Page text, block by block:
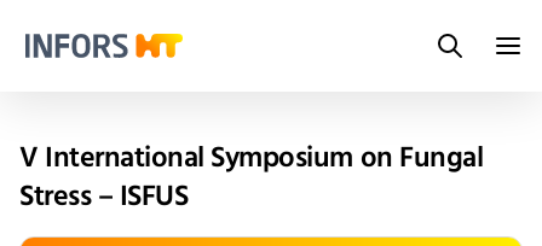
Search
V International Symposium on Fungal
Stress – ISFUS